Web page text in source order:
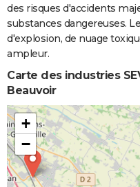
des risques d'accidents
substances dangereuses.
d'explosion, de nuage
ampleur.
Carte des industries
Beauvoir
+
−